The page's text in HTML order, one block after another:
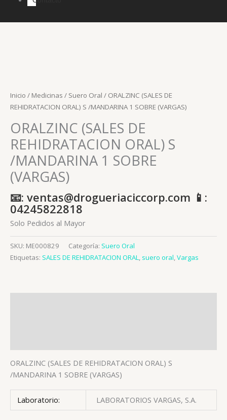
Inicio / Medicinas / Suero Oral / ORALZINC (SALES DE
REHIDRATACION ORAL) S /MANDARINA 1 SOBRE (VARGAS)
ORALZINC (SALES DE
REHIDRATACION ORAL) S
/MANDARINA 1 SOBRE
(VARGAS)
📧: ventas@drogueriaciccorp.com 📱:
04245822818
Solo Pedidos al Mayor
SKU: ME000829 Categoría: Suero Oral
Etiquetas: SALES DE REHIDRATACION ORAL, suero oral,Vargas
ORALZINC (SALES DE REHIDRATACION ORAL) S
/MANDARINA 1 SOBRE (VARGAS)
Laboratorio: LABORATORIOS VARGAS, S.A.